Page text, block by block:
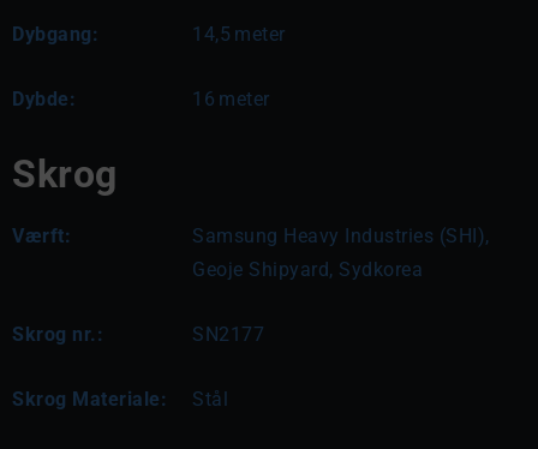
Dybgang: 14,5 meter
Dybde: 16 meter
Skrog
Værft:
Samsung Heavy Industries (SHI),
Geoje Shipyard, Sydkorea
Skrog nr.: SN2177
Skrog Materiale: Stål